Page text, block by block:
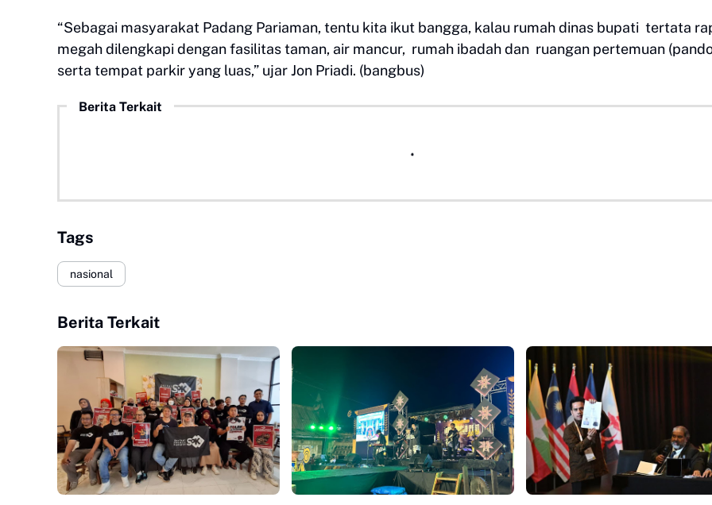
“Sebagai masyarakat Padang Pariaman, tentu kita ikut bangga, kalau rumah dinas bupati tertata
megah dilengkapi dengan fasilitas taman, air mancur, rumah ibadah dan ruangan pertemuan
serta tempat parkir yang luas,” ujar Jon Priadi. (bangbus)
Berita Terkait
Tags
nasional
Berita Terkait